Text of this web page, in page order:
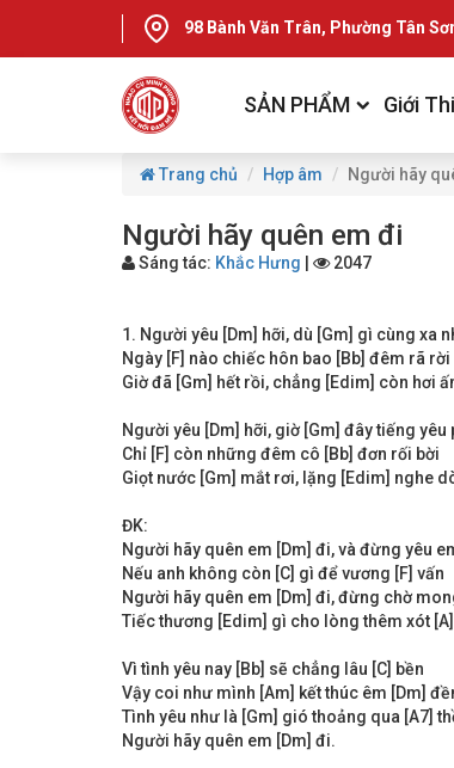
98 Bành Văn Trân, Phường Tân
SẢN PHẨM Giới
Trang chủ Hợp âm Người hãy
Người hãy quên em đi
Sáng tác: Khắc Hưng 2047
1. Người yêu [Dm] hỡi, dù [Gm] gì cùng xa
Ngày [F] nào chiếc hôn bao [Bb] đêm rã rời
Giờ đã [Gm] hết rồi, chẳng [Edim] còn hơi
Người yêu [Dm] hỡi, giờ [Gm] đây tiếng yêu
Chỉ [F] còn những đêm cô [Bb] đơn rối bời
Giọt nước [Gm] mắt rơi, lặng [Edim] nghe
ĐK:
Người hãy quên em [Dm] đi, và đừng yêu
Nếu anh không còn [C] gì để vương [F] vấn
Người hãy quên em [Dm] đi, đừng chờ
Tiếc thương [Edim] gì cho lòng thêm xót
Vì tình yêu nay [Bb] sẽ chẳng lâu [C] bền
Vậy coi như mình [Am] kết thúc êm [Dm]
Tình yêu như là [Gm] gió thoảng qua [A7]
Người hãy quên em [Dm] đi.